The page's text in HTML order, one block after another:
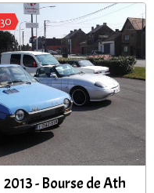
30
2013 - Bourse de Ath